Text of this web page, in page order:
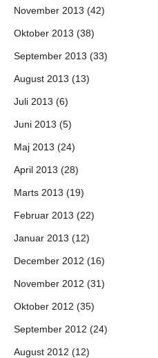
November 2013 (42)
Oktober 2013 (38)
September 2013 (33)
August 2013 (13)
Juli 2013 (6)
Juni 2013 (5)
Maj 2013 (24)
April 2013 (28)
Marts 2013 (19)
Februar 2013 (22)
Januar 2013 (12)
December 2012 (16)
November 2012 (31)
Oktober 2012 (35)
September 2012 (24)
August 2012 (12)